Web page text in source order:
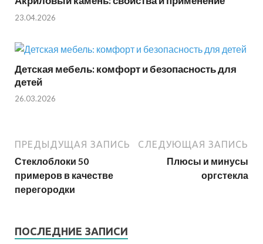
23.04.2026
Детская мебель: комфорт и безопасность для
детей
26.03.2026
ПРЕДЫДУЩАЯ ЗАПИСЬ
Стеклоблоки 50
примеров в качестве
перегородки
СЛЕДУЮЩАЯ ЗАПИСЬ
Плюсы и минусы
оргстекла
ПОСЛЕДНИЕ ЗАПИСИ